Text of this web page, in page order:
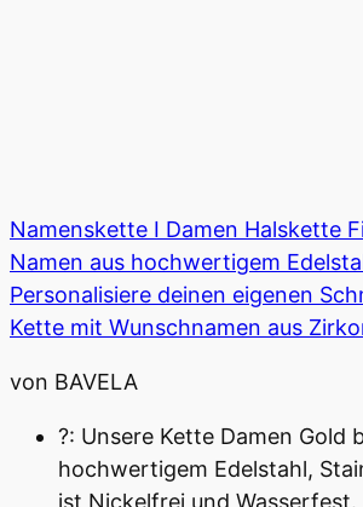
Namenskette I Damen Halskette
Namen aus hochwertigem
Personalisiere deinen eigenen
Kette mit Wunschnamen aus
von BAVELA
?: Unsere Kette Damen Gold
hochwertigem Edelstahl,